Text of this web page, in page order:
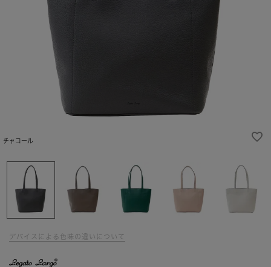
チャコール
デバイスによる色味の違いについて